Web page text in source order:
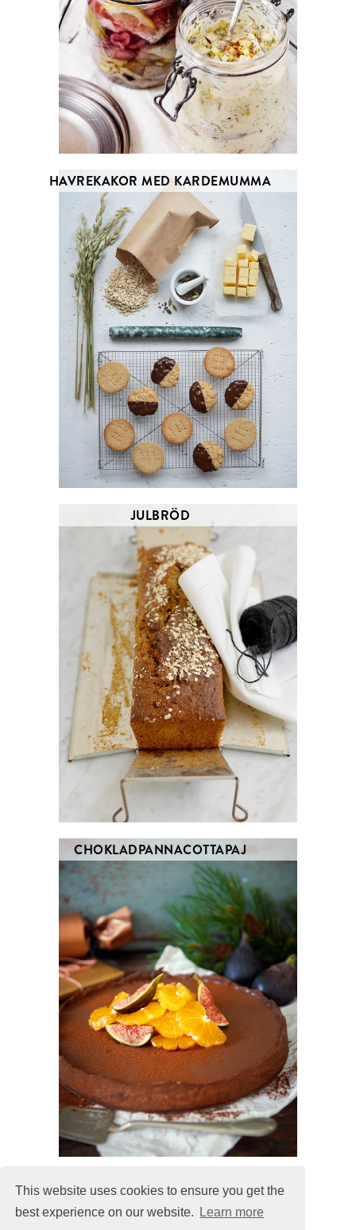
This website uses cookies to ensure you get the
best experience on our website.
Learn more
HAVREKAKOR MED KARDEMUMMA
JULBRÖD
CHOKLADPANNACOTTAPAJ
MALIN@MALINLANDQVIST.SE